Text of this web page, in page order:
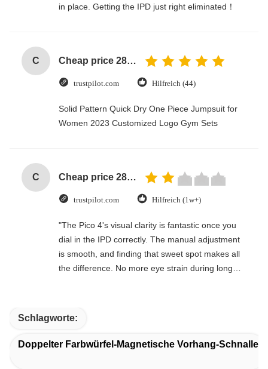
in place. Getting the IPD just right eliminated！
C Cheap price 28mm Aluminium Curtain Rod 1.2mm thickness with plastic final
trustpilot.com Hilfreich (44)
Solid Pattern Quick Dry One Piece Jumpsuit for
Women 2023 Customized Logo Gym Sets
C Cheap price 28mm Aluminium Curtain Rod 1.2mm thickness with plastic final
trustpilot.com Hilfreich (1w+)
"The Pico 4's visual clarity is fantastic once you
dial in the IPD correctly. The manual adjustment
is smooth, and finding that sweet spot makes all
the difference. No more eye strain during long
sweet spot makes all the difference. No more eye
Schlagworte:
Doppelter Farbwürfel-Magnetische Vorhang-Schnalle